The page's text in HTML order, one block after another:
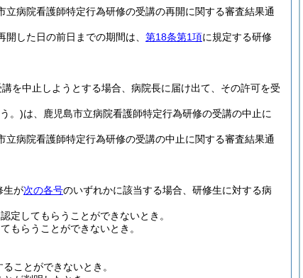
病院看護師特定行為研修の受講の再開に関する審査結果通
した日の前日までの期間は、 第18条第1項に規定する研修
を中止しようとする場合、病院長に届け出て、その許可を受
。)は、鹿児島市立病院看護師特定行為研修の受講の中止に
病院看護師特定行為研修の受講の中止に関する審査結果通
生が次の各号のいずれかに該当する場合、研修生に対する病
定してもらうことができないとき。
もらうことができないとき。
ことができないとき。